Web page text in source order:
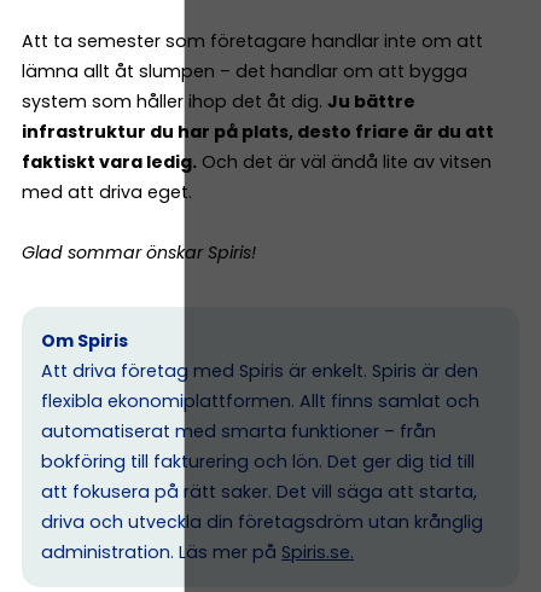
Att ta semester som företagare handlar inte om att
lämna allt åt slumpen – det handlar om att bygga
system som håller ihop det åt dig. Ju bättre
infrastruktur du har på plats, desto friare är du att
faktiskt vara ledig. Och det är väl ändå lite av vitsen
med att driva eget.
Glad sommar önskar Spiris!
Om Spiris
Att driva företag med Spiris är enkelt. Spiris är den
flexibla ekonomiplattformen. Allt finns samlat och
automatiserat med smarta funktioner – från
bokföring till fakturering och lön. Det ger dig tid till
att fokusera på rätt saker. Det vill säga att starta,
driva och utveckla din företagsdröm utan krånglig
administration. Läs mer på Spiris.se.